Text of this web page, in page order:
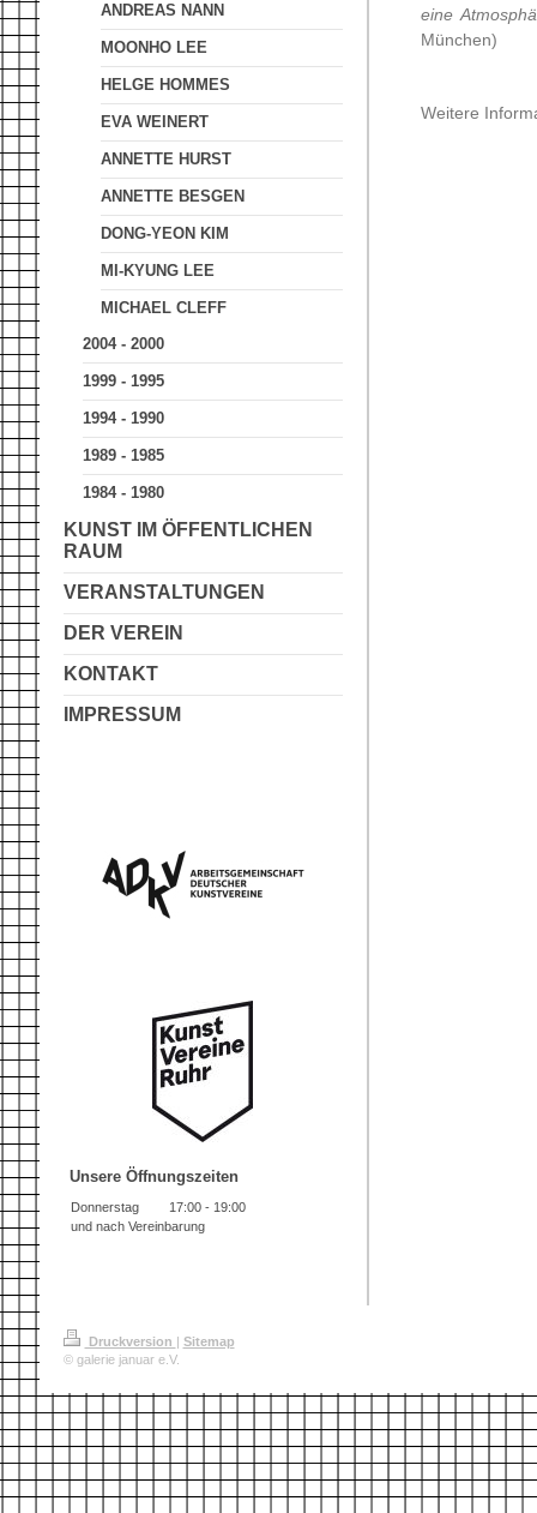
ANDREAS NANN
MOONHO LEE
HELGE HOMMES
EVA WEINERT
ANNETTE HURST
ANNETTE BESGEN
DONG-YEON KIM
MI-KYUNG LEE
MICHAEL CLEFF
2004 - 2000
1999 - 1995
1994 - 1990
1989 - 1985
1984 - 1980
KUNST IM ÖFFENTLICHEN
RAUM
VERANSTALTUNGEN
DER VEREIN
KONTAKT
IMPRESSUM
Unsere Öffnungszeiten
Donnerstag 17:00- 19:00
und nach Vereinbarung
eine
München)
Weitere
Druckversion | Sitemap
© galerie januar e.V.